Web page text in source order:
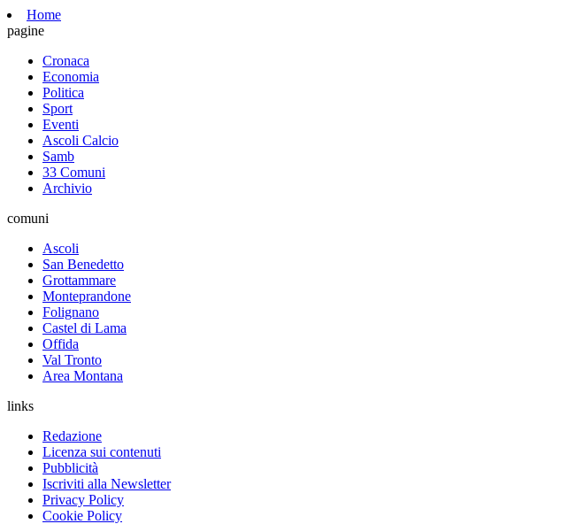
Home
pagine
Cronaca
Economia
Politica
Sport
Eventi
Ascoli Calcio
Samb
33 Comuni
Archivio
comuni
Ascoli
San Benedetto
Grottammare
Monteprandone
Folignano
Castel di Lama
Offida
Val Tronto
Area Montana
links
Redazione
Licenza sui contenuti
Pubblicità
Iscriviti alla Newsletter
Privacy Policy
Cookie Policy